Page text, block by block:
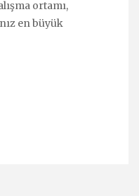
ortamı,
en büyük